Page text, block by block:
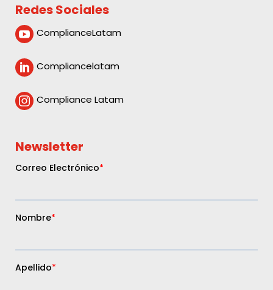
Redes Sociales
 ComplianceLatam
 Compliancelatam
 Compliance Latam
Newsletter